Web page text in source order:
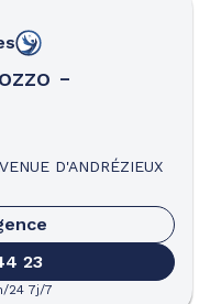
-
D'ANDRÉZIEUX
23
24 7j/7